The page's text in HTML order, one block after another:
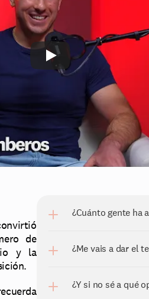
de
y la
¿Cuánto gente ha
¿Me vais a dar el
¿Y si no sé a qué